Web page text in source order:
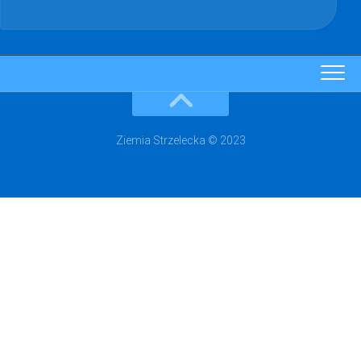
Ziemia Strzelecka © 2023